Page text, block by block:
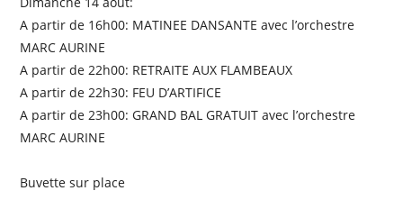
A partir de 16h00: MATINEE DANSANTE avec l’orchestre
MARC AURINE
A partir de 22h00: RETRAITE AUX FLAMBEAUX
A partir de 22h30: FEU D’ARTIFICE
A partir de 23h00: GRAND BAL GRATUIT avec l’orchestre
MARC AURINE
Buvette sur place